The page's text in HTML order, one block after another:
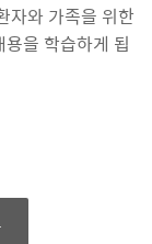
자와 가족을 위한
을 학습하게 됩